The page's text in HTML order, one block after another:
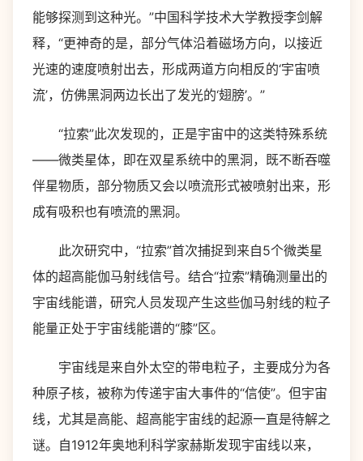
能够探测到这种光。”中国科学技术大学教授李剑解
释，“更神奇的是，部分气体沿着磁场方向，以接近
光速的速度喷射出去，形成两道方向相反的‘宇宙喷
流’，仿佛黑洞两边长出了发光的‘翅膀’。”
“拉索”此次发现的，正是宇宙中的这类特殊系统
——微类星体，即在双星系统中的黑洞，既不断吞噬
伴星物质，部分物质又会以喷流形式被喷射出来，形
成有吸积也有喷流的黑洞。
此次研究中，“拉索”首次捕捉到来自5个微类星
体的超高能伽马射线信号。结合“拉索”精确测量出的
宇宙线能谱，研究人员发现产生这些伽马射线的粒子
能量正处于宇宙线能谱的“膝”区。
宇宙线是来自外太空的带电粒子，主要成分为各
种原子核，被称为传递宇宙大事件的“信使”。但宇宙
线，尤其是高能、超高能宇宙线的起源一直是待解之
谜。自1912年奥地利科学家赫斯发现宇宙线以来，